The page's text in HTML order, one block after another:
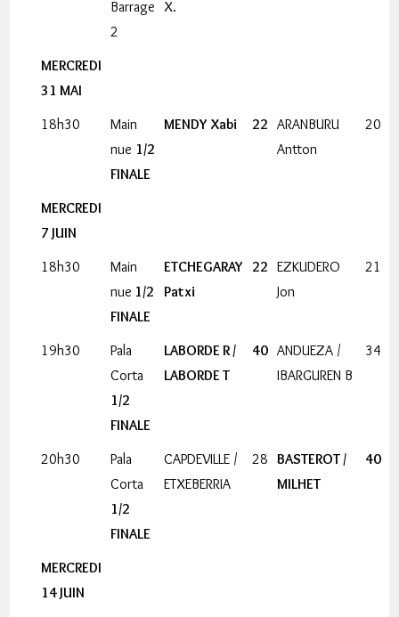
Barrage
2
X.
MERCREDI
31 MAI
18h30
Main
nue 1/2
FINALE
MENDY Xabi 22 ARANBURU
Antton
20
MERCREDI
7 JUIN
18h30
Main
nue 1/2
FINALE
ETCHEGARAY
Patxi
22 EZKUDERO
Jon
21
19h30
Pala
Corta
1/2
FINALE
LABORDE R /
LABORDE T
40 ANDUEZA /
IBARGUREN B
34
20h30
Pala
Corta
1/2
FINALE
CAPDEVILLE /
ETXEBERRIA
28 BASTEROT /
MILHET
40
MERCREDI
14 JUIN